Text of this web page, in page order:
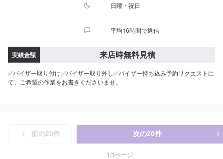
日曜・祝日
平均16時間で返信
実績金額 来店時無料見積
✅バイザー取り付け✅バイザー取り外し✅バイザー持ち込み予約リクエストに
て、ご希望の作業をお書きくださいませ。
前の20件 次の20件
1/1ページ